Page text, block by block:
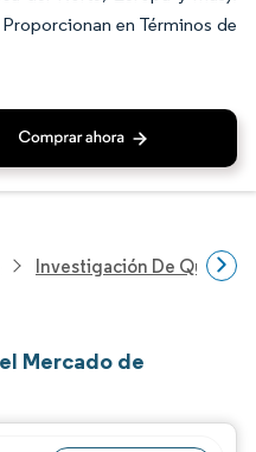
en Términos de
Investigación De
Mercado de